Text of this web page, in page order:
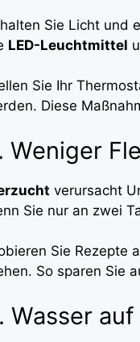
Sie Licht und
LED-Leuchtmittel
Sie Ihr
Diese
Weniger
verursacht
Sie nur an zwei
Sie Rezepte
So sparen Sie
Wasser